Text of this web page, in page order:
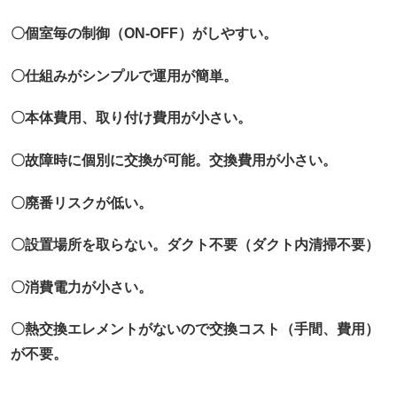
〇個室毎の制御（ON-OFF）がしやすい。
〇仕組みがシンプルで運用が簡単。
〇本体費用、取り付け費用が小さい。
〇故障時に個別に交換が可能。交換費用が小さい。
〇廃番リスクが低い。
〇設置場所を取らない。ダクト不要（ダクト内清掃不要）
〇消費電力が小さい。
〇熱交換エレメントがないので交換コスト（手間、費用）
が不要。